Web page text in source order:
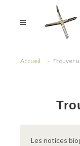
Accueil Trouver
Les notices